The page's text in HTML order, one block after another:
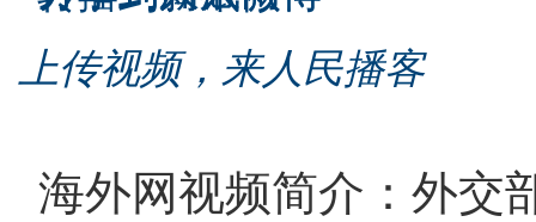
上传视频，来人民播客
海外网视频简介：外交